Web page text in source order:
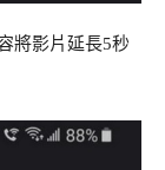
將影片延長5秒